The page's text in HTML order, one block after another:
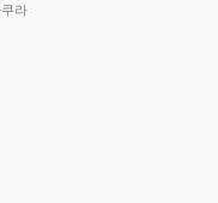
라